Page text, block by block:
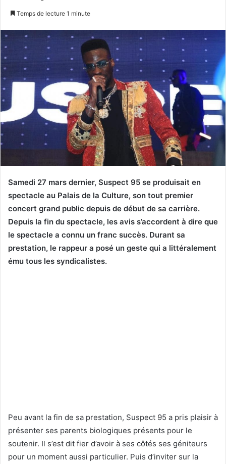
Temps de lecture 1 minute
Samedi 27 mars dernier, Suspect 95 se produisait en
spectacle au Palais de la Culture, son tout premier
concert grand public depuis de début de sa carrière.
Depuis la fin du spectacle, les avis s’accordent à dire que
le spectacle a connu un franc succès. Durant sa
prestation, le rappeur a posé un geste qui a littéralement
ému tous les syndicalistes.
Peu avant la fin de sa prestation, Suspect 95 a pris plaisir à
présenter ses parents biologiques présents pour le
soutenir. Il s’est dit fier d’avoir à ses côtés ses géniteurs
pour un moment aussi particulier. Puis d’inviter sur la